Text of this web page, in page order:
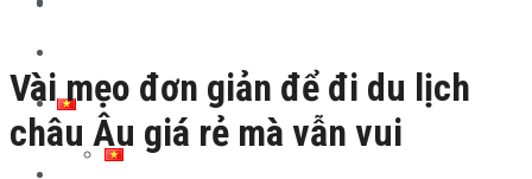
Toplist
Vài mẹo đơn giản để đi du lịch
châu Âu giá rẻ mà vẫn vui